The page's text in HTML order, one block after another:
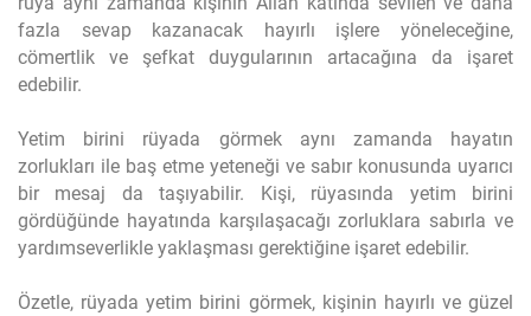
fazla sevap kazanacak hayırlı işlere yöneleceğine,
cömertlik ve şefkat duygularının artacağına da işaret
edebilir.
Yetim birini rüyada görmek aynı zamanda hayatın
zorlukları ile baş etme yeteneği ve sabır konusunda uyarıcı
bir mesaj da taşıyabilir. Kişi, rüyasında yetim birini
gördüğünde hayatında karşılaşacağı zorluklara sabırla ve
yardımseverlikle yaklaşması gerektiğine işaret edebilir.
Özetle, rüyada yetim birini görmek, kişinin hayırlı ve güzel